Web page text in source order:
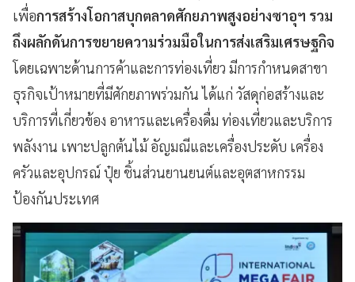
เพื่อการสร้างโอกาสบุกตลาดศักยภาพสูงอย่างซาอุฯ รวม
ถึงผลักดันการขยายความร่วมมือในการส่งเสริมเศรษฐกิจ
โดยเฉพาะด้านการค้าและการท่องเที่ยว มีการกำหนดสาขา
ธุรกิจเป้าหมายที่มีศักยภาพร่วมกัน ได้แก่ วัสดุก่อสร้างและ
บริการที่เกี่ยวข้อง อาหารและเครื่องดื่ม ท่องเที่ยวและบริการ
พลังงาน เพาะปลูกต้นไม้ อัญมณีและเครื่องประดับ เครื่อง
ครัวและอุปกรณ์ ปุ๋ย ชิ้นส่วนยานยนต์และอุตสาหกรรม
ป้องกันประเทศ